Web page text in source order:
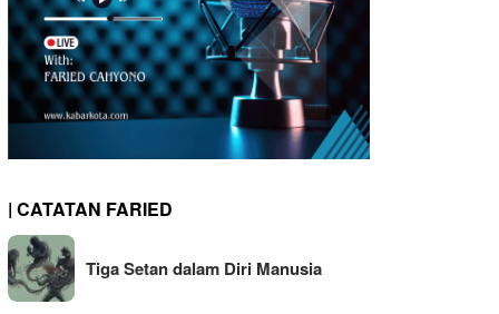
| CATATAN FARIED
Tiga Setan dalam Diri Manusia